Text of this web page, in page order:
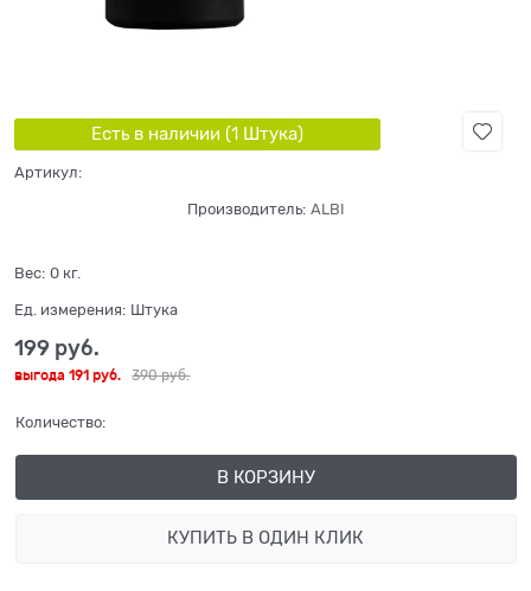
Есть в наличии (1 Штука)
Артикул:
Производитель: ALBI
Вес: 0 кг.
Ед. измерения: Штука
390 руб.
199 руб.
выгода 191 руб.
Количество:
В КОРЗИНУ
КУПИТЬ В ОДИН КЛИК